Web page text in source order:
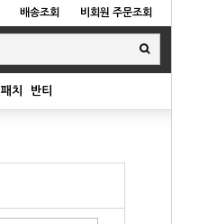
배송조회 비회원 주문조회
패치 반티